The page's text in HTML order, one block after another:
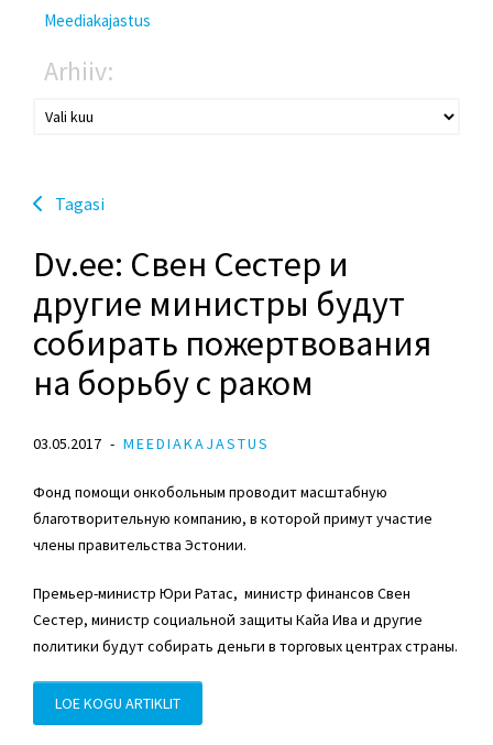
Meediakajastus
Arhiiv:
Tagasi
Dv.ee: Свен Сестер и
другие министры будут
собирать пожертвования
на борьбу с раком
03.05.2017 MEEDIAKAJASTUS
Фонд помощи онкобольным проводит масштабную
благотворительную компанию, в которой примут участие
члены правительства Эстонии.
Премьер-министр Юри Ратас, министр финансов Свен
Сестер, министр социальной защиты Кайа Ива и другие
политики будут собирать деньги в торговых центрах страны.
LOE KOGU ARTIKLIT